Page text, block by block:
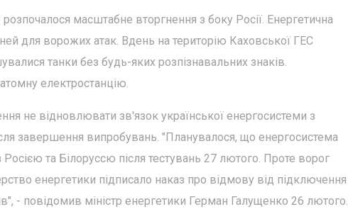
масштабне вторгнення з боку Росії. Енергетична
для ворожих атак. Вдень на територію Каховської ГЕС
танки без будь-яких розпізнавальних знаків.
електростанцію.
не відновлювати зв'язок української енергосистеми з
завершення випробувань. "Планувалося, що енергосистема
та Білоруссю після тестувань 27 лютого. Проте ворог
енергетики підписало наказ про відмову від підключення
- повідомив міністр енергетики Герман Галущенко 26 лютого.